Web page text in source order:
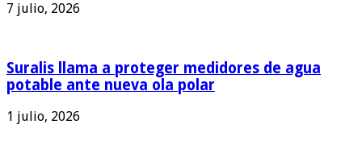
7 julio, 2026
Suralis llama a proteger medidores de agua
potable ante nueva ola polar
1 julio, 2026